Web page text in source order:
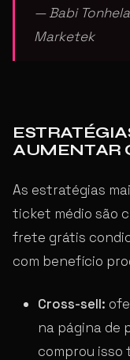
— Babi
Marketek
AUMENTAR
As estratégias
ticket médio são
frete grátis
com benefício
Cross-sell:
na página de
comprou isso